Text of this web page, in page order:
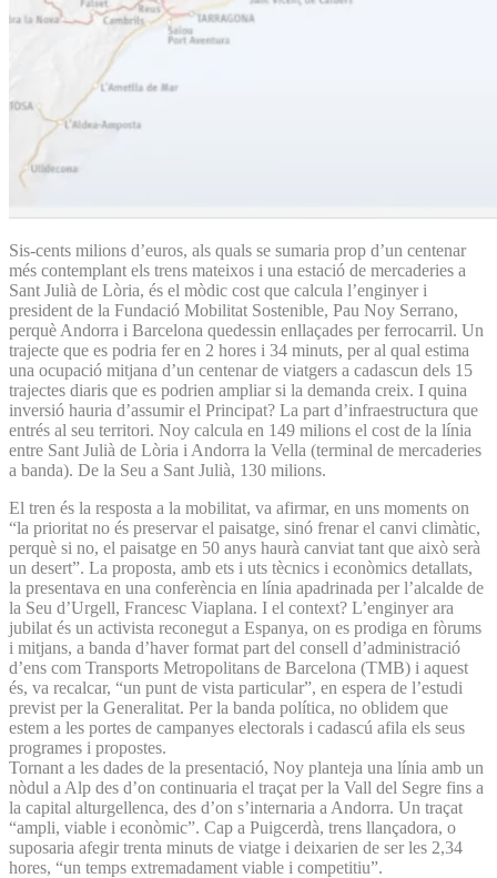
Sis-cents milions d’euros, als quals se sumaria prop d’un centenar
més contemplant els trens mateixos i una estació de mercaderies a
Sant Julià de Lòria, és el mòdic cost que calcula l’enginyer i
president de la Fundació Mobilitat Sostenible, Pau Noy Serrano,
perquè Andorra i Barcelona quedessin enllaçades per ferrocarril. Un
trajecte que es podria fer en 2 hores i 34 minuts, per al qual estima
una ocupació mitjana d’un centenar de viatgers a cadascun dels 15
trajectes diaris que es podrien ampliar si la demanda creix. I quina
inversió hauria d’assumir el Principat? La part d’infraestructura que
entrés al seu territori. Noy calcula en 149 milions el cost de la línia
entre Sant Julià de Lòria i Andorra la Vella (terminal de mercaderies
a banda). De la Seu a Sant Julià, 130 milions.
El tren és la resposta a la mobilitat, va afirmar, en uns moments on
“la prioritat no és preservar el paisatge, sinó frenar el canvi climàtic,
perquè si no, el paisatge en 50 anys haurà canviat tant que això serà
un desert”. La proposta, amb ets i uts tècnics i econòmics detallats,
la presentava en una conferència en línia apadrinada per l’alcalde de
la Seu d’Urgell, Francesc Viaplana. I el context? L’enginyer ara
jubilat és un activista reconegut a Espanya, on es prodiga en fòrums
i mitjans, a banda d’haver format part del consell d’administració
d’ens com Transports Metropolitans de Barcelona (TMB) i aquest
és, va recalcar, “un punt de vista particular”, en espera de l’estudi
previst per la Generalitat. Per la banda política, no oblidem que
estem a les portes de campanyes electorals i cadascú afila els seus
programes i propostes.
Tornant a les dades de la presentació, Noy planteja una línia amb un
nòdul a Alp des d’on continuaria el traçat per la Vall del Segre fins a
la capital alturgellenca, des d’on s’internaria a Andorra. Un traçat
“ampli, viable i econòmic”. Cap a Puigcerdà, trens llançadora, o
suposaria afegir trenta minuts de viatge i deixarien de ser les 2,34
hores, “un temps extremadament viable i competitiu”.